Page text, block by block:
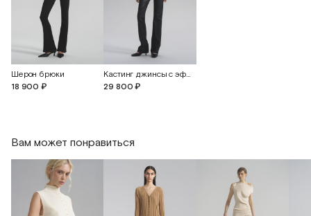
Шерон брюки
18 900 ₽
Кастинг джинсы с эффектом кожи
29 800 ₽
Вам может понравиться